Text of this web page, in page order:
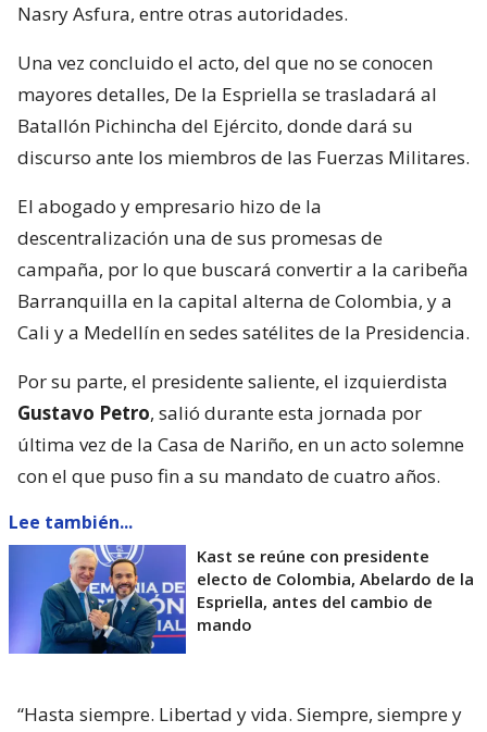
Nasry Asfura, entre otras autoridades.
Una vez concluido el acto, del que no se conocen
mayores detalles, De la Espriella se trasladará al
Batallón Pichincha del Ejército, donde dará su
discurso ante los miembros de las Fuerzas Militares.
El abogado y empresario hizo de la
descentralización una de sus promesas de
campaña, por lo que buscará convertir a la caribeña
Barranquilla en la capital alterna de Colombia, y a
Cali y a Medellín en sedes satélites de la Presidencia.
Por su parte, el presidente saliente, el izquierdista
Gustavo Petro, salió durante esta jornada por
última vez de la Casa de Nariño, en un acto solemne
con el que puso fin a su mandato de cuatro años.
Lee también...
Kast se reúne con presidente
electo de Colombia, Abelardo de la
Espriella, antes del cambio de
mando
“Hasta siempre. Libertad y vida. Siempre, siempre y